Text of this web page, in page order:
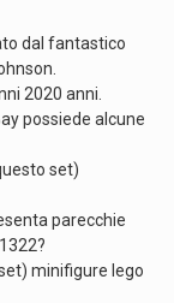
dal fantastico
2020 anni.
possiede alcune
set)
parecchie
minifigure lego